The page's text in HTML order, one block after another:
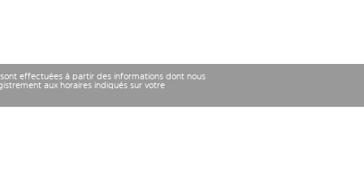
effectuées à partir des informations dont nous
aux horaires indiqués sur votre